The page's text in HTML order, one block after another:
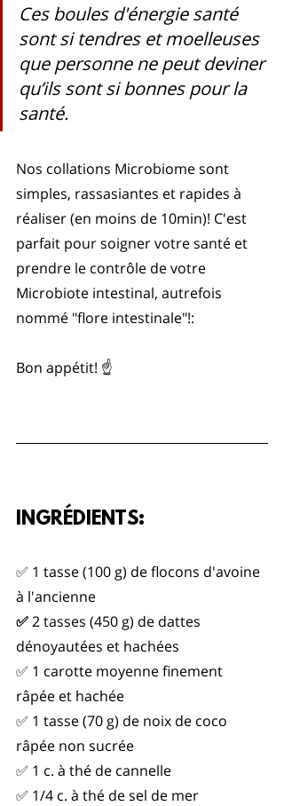
Ces boules d'énergie santé
sont si tendres et moelleuses
que personne ne peut deviner
qu’ils sont si bonnes pour la
santé.
Nos collations Microbiome sont
simples, rassasiantes et rapides à
réaliser (en moins de 10min)! C'est
parfait pour soigner votre santé et
prendre le contrôle de votre
Microbiote intestinal, autrefois
nommé "flore intestinale"!:
Bon appétit! ☝️
INGRÉDIENTS:
✅ 1 tasse (100 g) de flocons d'avoine
à l'ancienne
✅ 2 tasses (450 g) de dattes
dénoyautées et hachées
✅ 1 carotte moyenne finement
râpée et hachée
✅ 1 tasse (70 g) de noix de coco
râpée non sucrée
✅ 1 c. à thé de cannelle
✅ 1/4 c. à thé de sel de mer